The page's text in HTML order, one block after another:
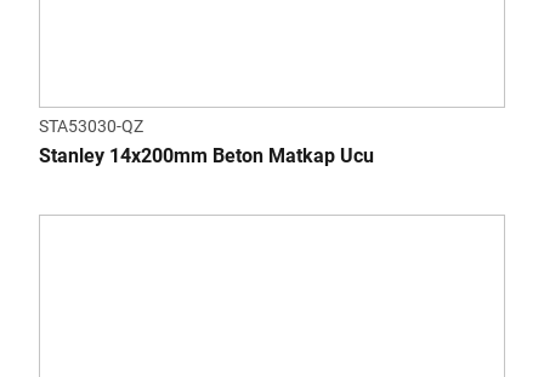
STA53030-QZ
Stanley 14x200mm Beton Matkap Ucu